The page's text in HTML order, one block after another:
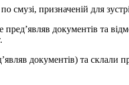
смузі, призначеній для
документів та
документів) та склали